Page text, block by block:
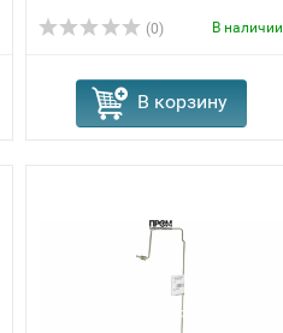
(0) В наличии
В корзину